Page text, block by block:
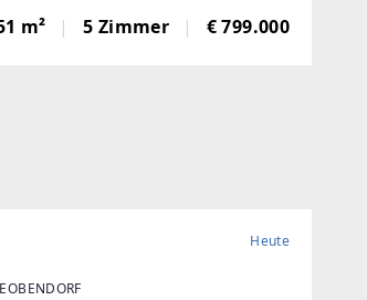
grüner Oase in dieser
in 1030 Wien, welche
m² 5 Zimmer € 799.000
Heute